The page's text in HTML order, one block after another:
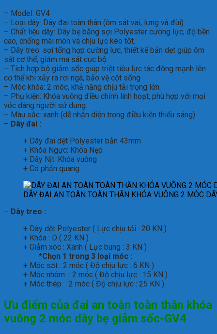
– Model: GV4
– Loại dây: Dây đai toàn thân (ôm sát vai, lưng và đùi).
– Chất liệu dây: Dây bẹ bằng sợi Polyester cường lực, độ bền
cao, chống mài mòn và chịu lực kéo tốt.
– Dây treo: sợi tổng hợp cường lực, thiết kế bản dẹt giúp ôm
sát cơ thể, giảm ma sát cục bộ
– Tích hợp bộ giảm sốc giúp triệt tiêu lực tác động mạnh lên
cơ thể khi xảy ra rơi ngã, bảo vệ cột sống
– Móc khóa: 2 móc, khả năng chịu tải trọng lớn.
– Phụ kiện: Khóa vuông điều chỉnh linh hoạt, phù hợp với mọi
vóc dáng người sử dụng.
– Màu sắc: xanh (dễ nhận diện trong điều kiện thiếu sáng)
– Dây đai :
+ Dây đai dệt Polyester bản 43mm
+ Khóa Ngực: Khóa Nẹp
+ Dây Nịt: Khóa vuông
+ Có phản quang
DÂY ĐAI AN TOÀN TOÀN THÂN KHÓA VUÔNG 2 MÓC
– Dây treo :
+ Dây dệt Polyester ( Lực chịu tải : 20 KN )
+ Khóa : D ( 22 KN )
+ Giảm xóc : Xanh ( Lực bung : 3 KN )
*Chọn 1 trong 3 loại móc :
+ Móc sắt : 2 móc ( Độ chịu lực : 6 KN )
+ Móc nhôm : 2 móc ( Độ chịu lực : 15 KN )
+ Móc thép : 2 móc ( Độ chịu lực : 25 KN )
Ưu điểm của đai an toàn toàn thân khóa
vuông 2 móc dây bẹ giảm sốc-GV4